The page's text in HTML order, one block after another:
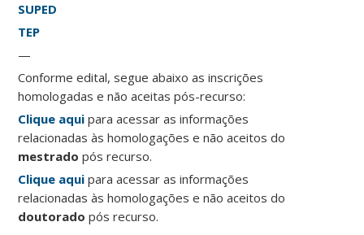
SUPED
TEP
—
Conforme edital, segue abaixo as inscrições
homologadas e não aceitas pós-recurso:
Clique aqui para acessar as informações
relacionadas às homologações e não aceitos do
mestrado pós recurso.
Clique aqui para acessar as informações
relacionadas às homologações e não aceitos do
doutorado pós recurso.